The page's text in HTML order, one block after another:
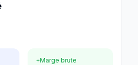
+Marge brute